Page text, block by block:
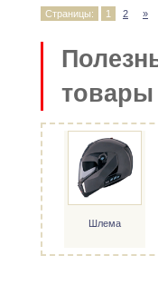
Страницы: 1 2 »
товары
Шлема